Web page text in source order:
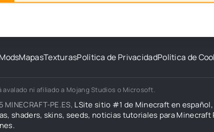
MapasTexturasPolítica de PrivacidadPolítica de
avalado ni afiliado a Mojang Studios o Microsoft.
PE.ES, LSite sitio #1 de Minecraft en
shaders, skins, seeds, noticias tutoriales para Minecraft